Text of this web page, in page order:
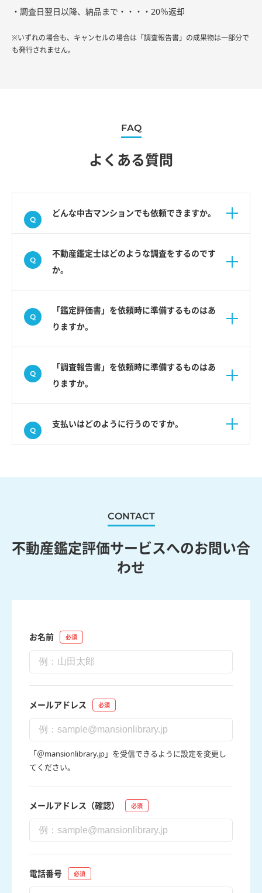
・調査日翌日以降、納品まで・・・・20％返却
※いずれの場合も、キャンセルの場合は「調査報告書」の成果物は一部分で
も発行されません。
FAQ
よくある質問
どんな中古マンションでも依頼できますか。
不動産鑑定士はどのような調査をするのです
か。
「鑑定評価書」を依頼時に準備するものはあ
りますか。
「調査報告書」を依頼時に準備するものはあ
りますか。
支払いはどのように行うのですか。
CONTACT
不動産鑑定評価サービスへのお問い合
わせ
お名前
メールアドレス
「＠mansionlibrary.jp」を受信できるように設定を変更し
てください。
メールアドレス（確認）
電話番号